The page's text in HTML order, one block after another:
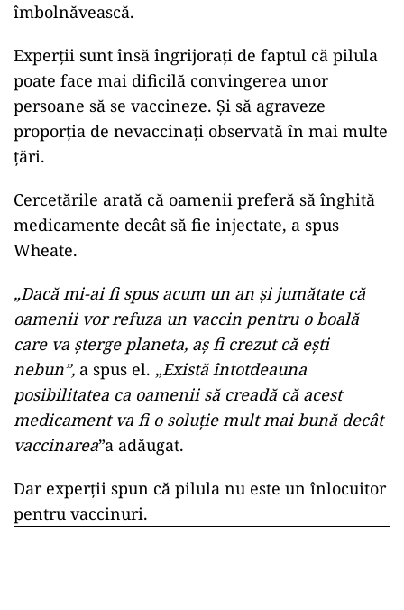
îmbolnăvească.
Experții sunt însă îngrijorați de faptul că pilula
poate face mai dificilă convingerea unor
persoane să se vaccineze. Și să agraveze
proporția de nevaccinați observată în mai multe
țări.
Cercetările arată că oamenii preferă să înghită
medicamente decât să fie injectate, a spus
Wheate.
„Dacă mi-ai fi spus acum un an și jumătate că
oamenii vor refuza un vaccin pentru o boală
care va șterge planeta, aș fi crezut că ești
nebun”, a spus el. „Există întotdeauna
posibilitatea ca oamenii să creadă că acest
medicament va fi o soluție mult mai bună decât
vaccinarea”a adăugat.
Dar experții spun că pilula nu este un înlocuitor
pentru vaccinuri.